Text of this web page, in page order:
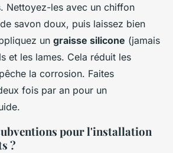
Nettoyez-les avec un chiffon
savon doux, puis laissez bien
un graisse silicone (jamais
et les lames. Cela réduit les
la corrosion. Faites
fois par an pour un
pour l'installation
?